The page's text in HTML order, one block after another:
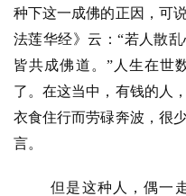
种下这一成佛的正因，可
法莲华经》云：“若人散
皆共成佛道。”人生在世
了。在这当中，有钱的人
衣食住行而劳碌奔波，很
言。
但是这种人，偶一